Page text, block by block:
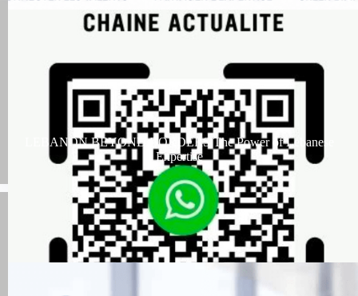
LEBANON BEYOND BORDERS The Power of Lebanese
Expertise